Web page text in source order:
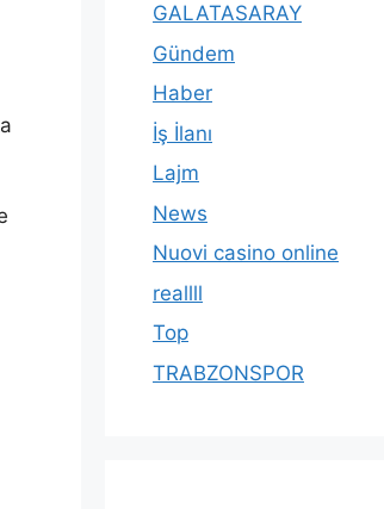
GALATASARAY
Gündem
Haber
İş İlanı
Lajm
News
Nuovi casino online
reallll
Top
TRABZONSPOR